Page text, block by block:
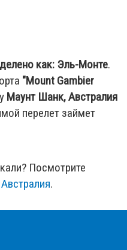
как: Эль-Монте.
"Mount Gambier
Маунт Шанк, Австралия
перелет займет
Посмотрите
.